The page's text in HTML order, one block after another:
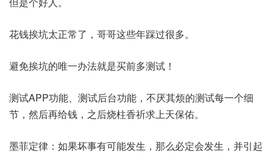
花钱挨坑太正常了，哥哥这些年踩过很多。
避免挨坑的唯一办法就是买前多测试！
测试APP功能、测试后台功能，不厌其烦的测试每一个细
节，然后再给钱，之后烧柱香祈求上天保佑。
墨菲定律：如果坏事有可能发生，那么必定会发生，并引起